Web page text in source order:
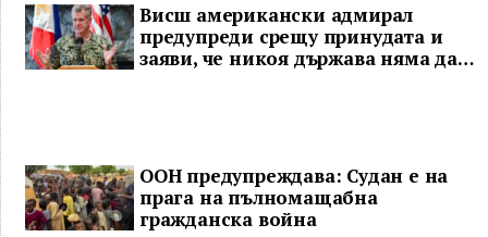
Висш американски адмирал
предупреди срещу принудата и
заяви, че никоя държава няма да
ООН предупреждава: Судан е на
прага на пълномащабна
гражданска война